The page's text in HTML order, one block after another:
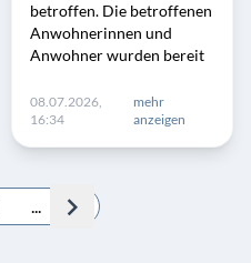
betroffen. Die betroffenen
Anwohnerinnen und
Anwohner wurden bereit
08.07.2026,
16:34
mehr
anzeigen
...